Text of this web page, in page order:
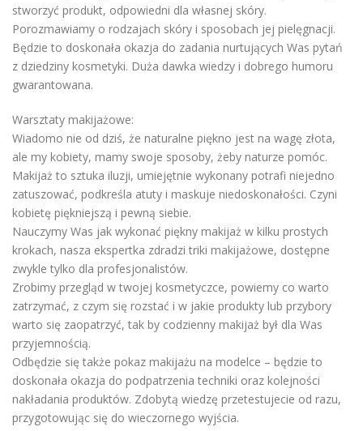
stworzyć produkt, odpowiedni dla własnej skóry.
Porozmawiamy o rodzajach skóry i sposobach jej pielęgnacji.
Będzie to doskonała okazja do zadania nurtujących Was pytań
z dziedziny kosmetyki. Duża dawka wiedzy i dobrego humoru
gwarantowana.
Warsztaty makijażowe:
Wiadomo nie od dziś, że naturalne piękno jest na wagę złota,
ale my kobiety, mamy swoje sposoby, żeby naturze pomóc.
Makijaż to sztuka iluzji, umiejętnie wykonany potrafi niejedno
zatuszować, podkreśla atuty i maskuje niedoskonałości. Czyni
kobietę piękniejszą i pewną siebie.
Nauczymy Was jak wykonać piękny makijaż w kilku prostych
krokach, nasza ekspertka zdradzi triki makijażowe, dostępne
zwykle tylko dla profesjonalistów.
Zrobimy przegląd w twojej kosmetyczce, powiemy co warto
zatrzymać, z czym się rozstać i w jakie produkty lub przybory
warto się zaopatrzyć, tak by codzienny makijaż był dla Was
przyjemnością.
Odbędzie się także pokaz makijażu na modelce – będzie to
doskonała okazja do podpatrzenia techniki oraz kolejności
nakładania produktów. Zdobytą wiedzę przetestujecie od razu,
przygotowując się do wieczornego wyjścia.